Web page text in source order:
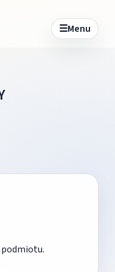
☰Menu
podmiotu.